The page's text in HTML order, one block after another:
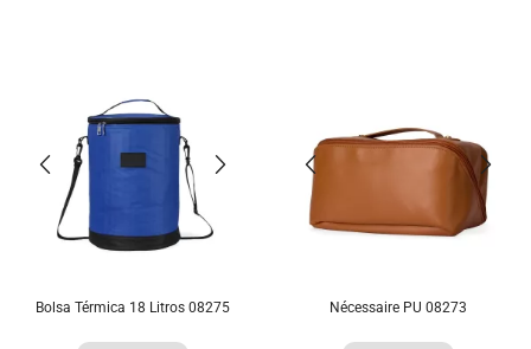
Bolsa Térmica 18 Litros 08275 Nécessaire PU 08273